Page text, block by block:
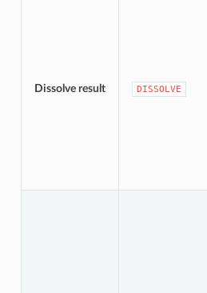
Dissolve result DISSOLVE